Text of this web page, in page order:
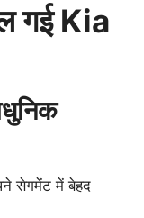
गई Kia
सेगमेंट में बेहद